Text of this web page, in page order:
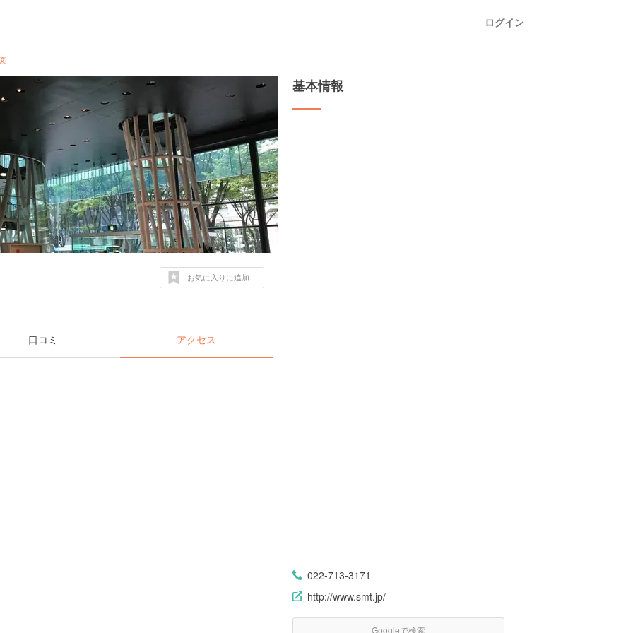
ログイン
お気に入りに追加
口コミ アクセス
基本情報
022-713-3171
http://www.smt.jp/
Googleで検索